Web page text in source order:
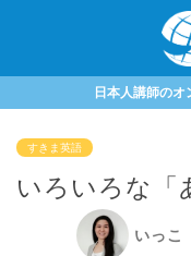
日本人講師のオ
すきま英語
いろいろな「
いっこ